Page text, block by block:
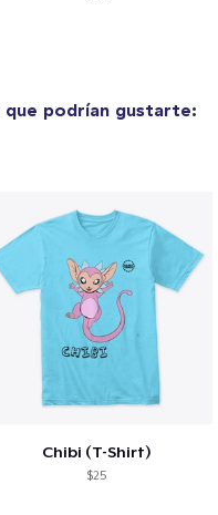
que podrían gustarte:
Chibi (T-Shirt)
$25